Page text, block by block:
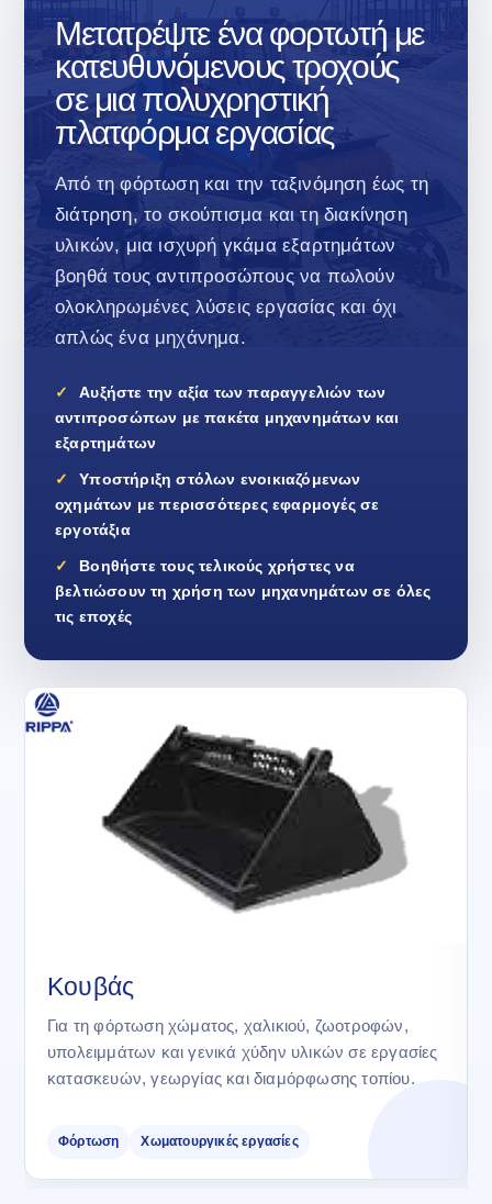
Μετατρέψτε ένα φορτωτή με
κατευθυνόμενους τροχούς
σε μια πολυχρηστική
πλατφόρμα εργασίας
Από τη φόρτωση και την ταξινόμηση έως τη
διάτρηση, το σκούπισμα και τη διακίνηση
υλικών, μια ισχυρή γκάμα εξαρτημάτων
βοηθά τους αντιπροσώπους να πωλούν
ολοκληρωμένες λύσεις εργασίας και όχι
απλώς ένα μηχάνημα.
Αυξήστε την αξία των παραγγελιών των
αντιπροσώπων με πακέτα μηχανημάτων και
εξαρτημάτων
Υποστήριξη στόλων ενοικιαζόμενων
οχημάτων με περισσότερες εφαρμογές σε
εργοτάξια
Βοηθήστε τους τελικούς χρήστες να
βελτιώσουν τη χρήση των μηχανημάτων σε όλες
τις εποχές
Κουβάς
Για τη φόρτωση χώματος, χαλικιού, ζωοτροφών,
υπολειμμάτων και γενικά χύδην υλικών σε εργασίες
κατασκευών, γεωργίας και διαμόρφωσης τοπίου.
Φόρτωση Χωματουργικές εργασίες